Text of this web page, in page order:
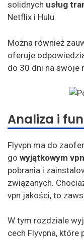
solidnych usług
Netflix i Hulu.
Można również
oferuje
do 30 dni na swoje
Analiza i
Flyvpn ma do
go wyjątkowym vpn
pobrania i
związanych.
vpn jakości, to
W tym rozdziale
cech Flyvpna, które